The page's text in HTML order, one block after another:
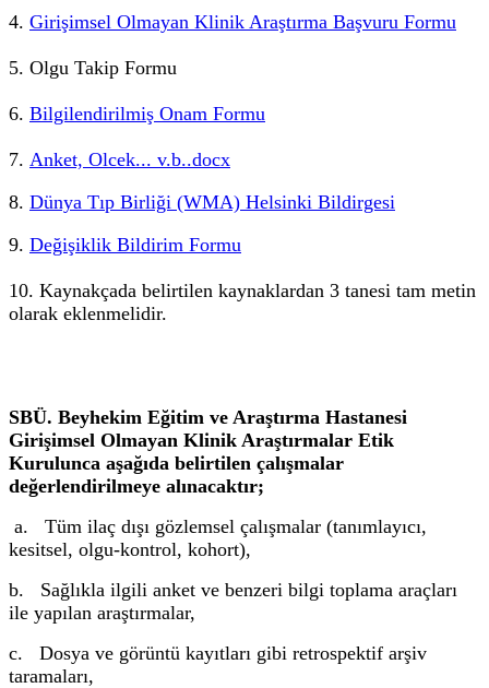
4. Girişimsel Olmayan Klinik Araştırma Başvuru Formu
5. Olgu Takip Formu
6. Bilgilendirilmiş Onam Formu
7. Anket, Olcek... v.b..docx
8. Dünya Tıp Birliği (WMA) Helsinki Bildirgesi
9. Değişiklik Bildirim Formu
10. Kaynakçada belirtilen kaynaklardan 3 tanesi tam metin
olarak eklenmelidir.
SBÜ. Beyhekim Eğitim ve Araştırma Hastanesi
Girişimsel Olmayan Klinik Araştırmalar Etik
Kurulunca aşağıda belirtilen çalışmalar
değerlendirilmeye alınacaktır;
a. Tüm ilaç dışı gözlemsel çalışmalar (tanımlayıcı,
kesitsel, olgu-kontrol, kohort),
b. Sağlıkla ilgili anket ve benzeri bilgi toplama araçları
ile yapılan araştırmalar,
c. Dosya ve görüntü kayıtları gibi retrospektif arşiv
taramaları,